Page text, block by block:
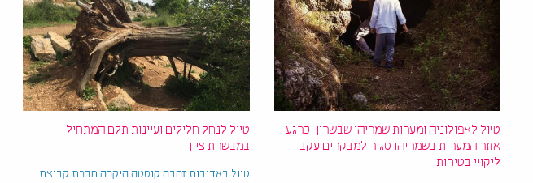
טיול לאפולוניה ומערות שמריהו שבשרון-כרגע
אתר המערות בשמריהו סגור למבקרים עקב
ליקויי בטיחות
טיול לנחל חלילים ועיינות תלם המתחיל
במבשרת ציון
טיול באדיבות זהבה קוסטה היקרה חברת קבוצת